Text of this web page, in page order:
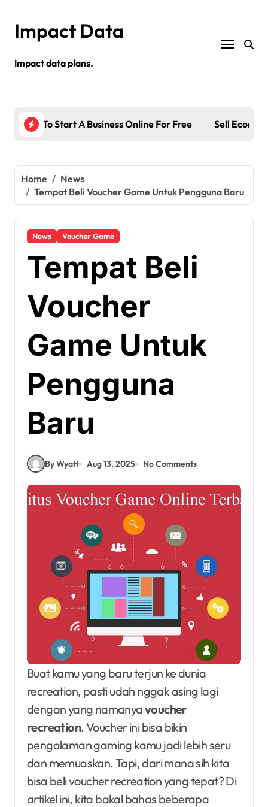
contentImpact Data
Impact data plans.
Free Sell Ecommerce
Home
News
Tempat Beli Voucher Game Untuk Pengguna Baru
News Voucher Game
Tempat Beli
Voucher
Game Untuk
Pengguna
Baru
By Wyatt Aug 13, 2025 No Comments
Buat kamu yang baru terjun ke dunia
recreation, pasti udah nggak asing lagi
dengan yang namanyavoucher
recreation. Voucher ini bisa bikin
pengalaman gaming kamu jadi lebih seru
dan memuaskan. Tapi, dari mana sih kita
bisa beli voucher recreation yang tepat? Di
artikel ini, kita bakal bahas beberapa